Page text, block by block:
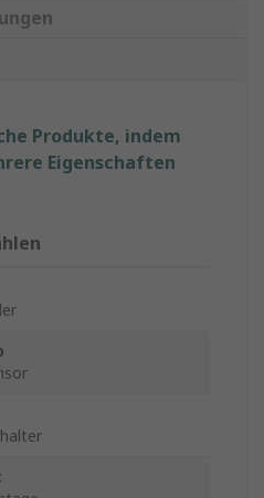
Produkte, indem
Eigenschaften